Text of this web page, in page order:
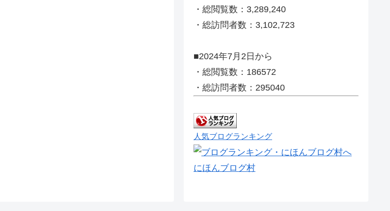
・総閲覧数：3,289,240
・総訪問者数：3,102,723
■2024年7月2日から
・総閲覧数：186572
・総訪問者数：295040
人気ブログランキング
にほんブログ村